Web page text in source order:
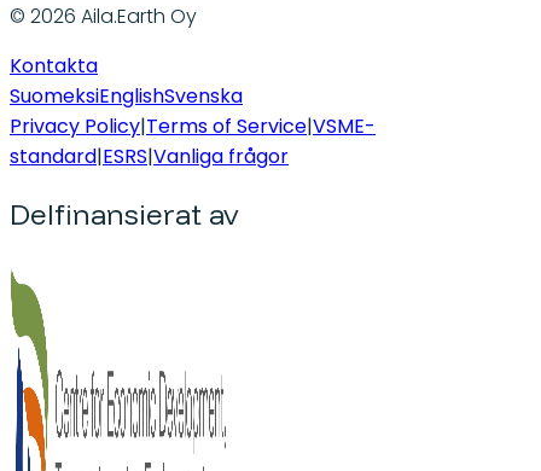
© 2026 Aila.Earth Oy
Kontakta
SuomeksiEnglishSvenska
Privacy Policy|Terms of Service|VSME-
standard|ESRS|Vanliga frågor
Delfinansierat av